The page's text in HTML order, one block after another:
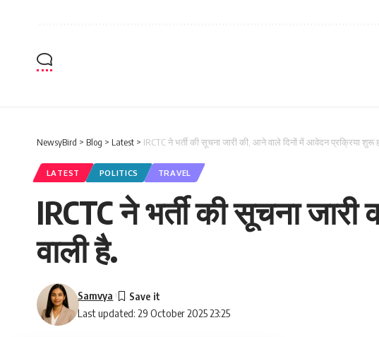
NewsyBird > Blog > Latest > IRCTC ने भर्ती की सूचना जारी की, आने वाले दिनों में आवेदन प्रक्रिया शुरू
LATEST POLITICS TRAVEL
IRCTC ने भर्ती की सूचना
वाली है.
Last updated: 29 October 2025 23:25
Samvya